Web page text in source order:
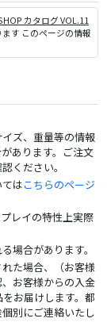
カタログ VOL.11
す このページの情報
ズ、重量等の情報
あります。ご注文
ください。
はこちらのページ
レイの特性上実際
場合があります。
た場合、（お客様
お客様からの入金
お届けします。都
別にご連絡いたし